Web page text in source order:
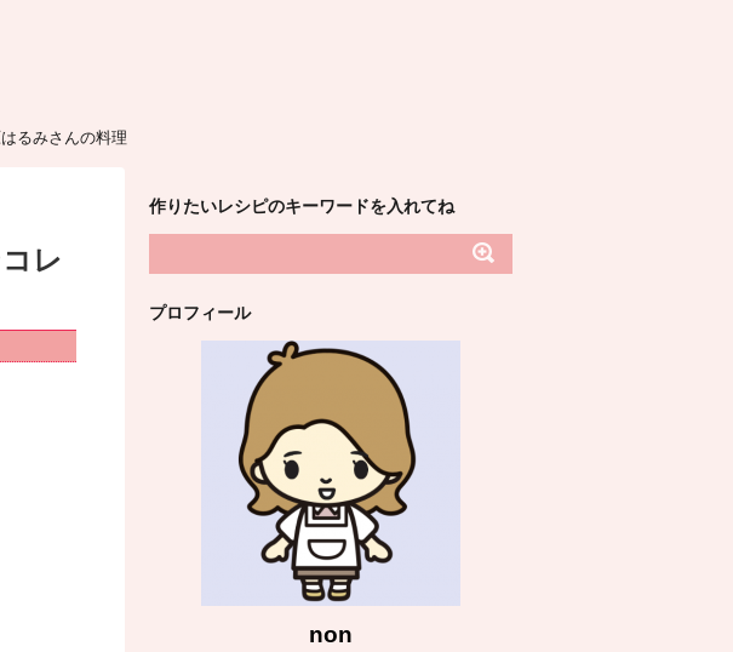
るみさんの料理
レ
作りたいレシピのキーワードを入れてね
プロフィール
non